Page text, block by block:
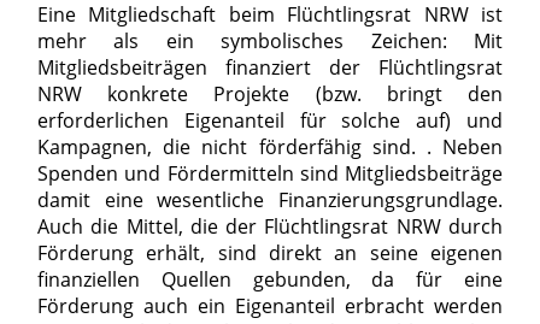
Eine Mitgliedschaft beim Flüchtlingsrat NRW ist
mehr als ein symbolisches Zeichen: Mit
Mitgliedsbeiträgen finanziert der Flüchtlingsrat
NRW konkrete Projekte (bzw. bringt den
erforderlichen Eigenanteil für solche auf) und
Kampagnen, die nicht förderfähig sind. . Neben
Spenden und Fördermitteln sind Mitgliedsbeiträge
damit eine wesentliche Finanzierungsgrundlage.
Auch die Mittel, die der Flüchtlingsrat NRW durch
Förderung erhält, sind direkt an seine eigenen
finanziellen Quellen gebunden, da für eine
Förderung auch ein Eigenanteil erbracht werden